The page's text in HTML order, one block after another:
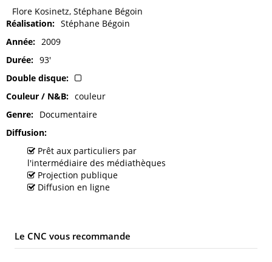
Flore Kosinetz, Stéphane Bégoin
Réalisation
Stéphane Bégoin
Année
2009
Durée
93'
Double disque
Couleur / N&B
couleur
Genre
Documentaire
Diffusion
Prêt aux particuliers par
l'intermédiaire des médiathèques
Projection publique
Diffusion en ligne
Le CNC vous recommande